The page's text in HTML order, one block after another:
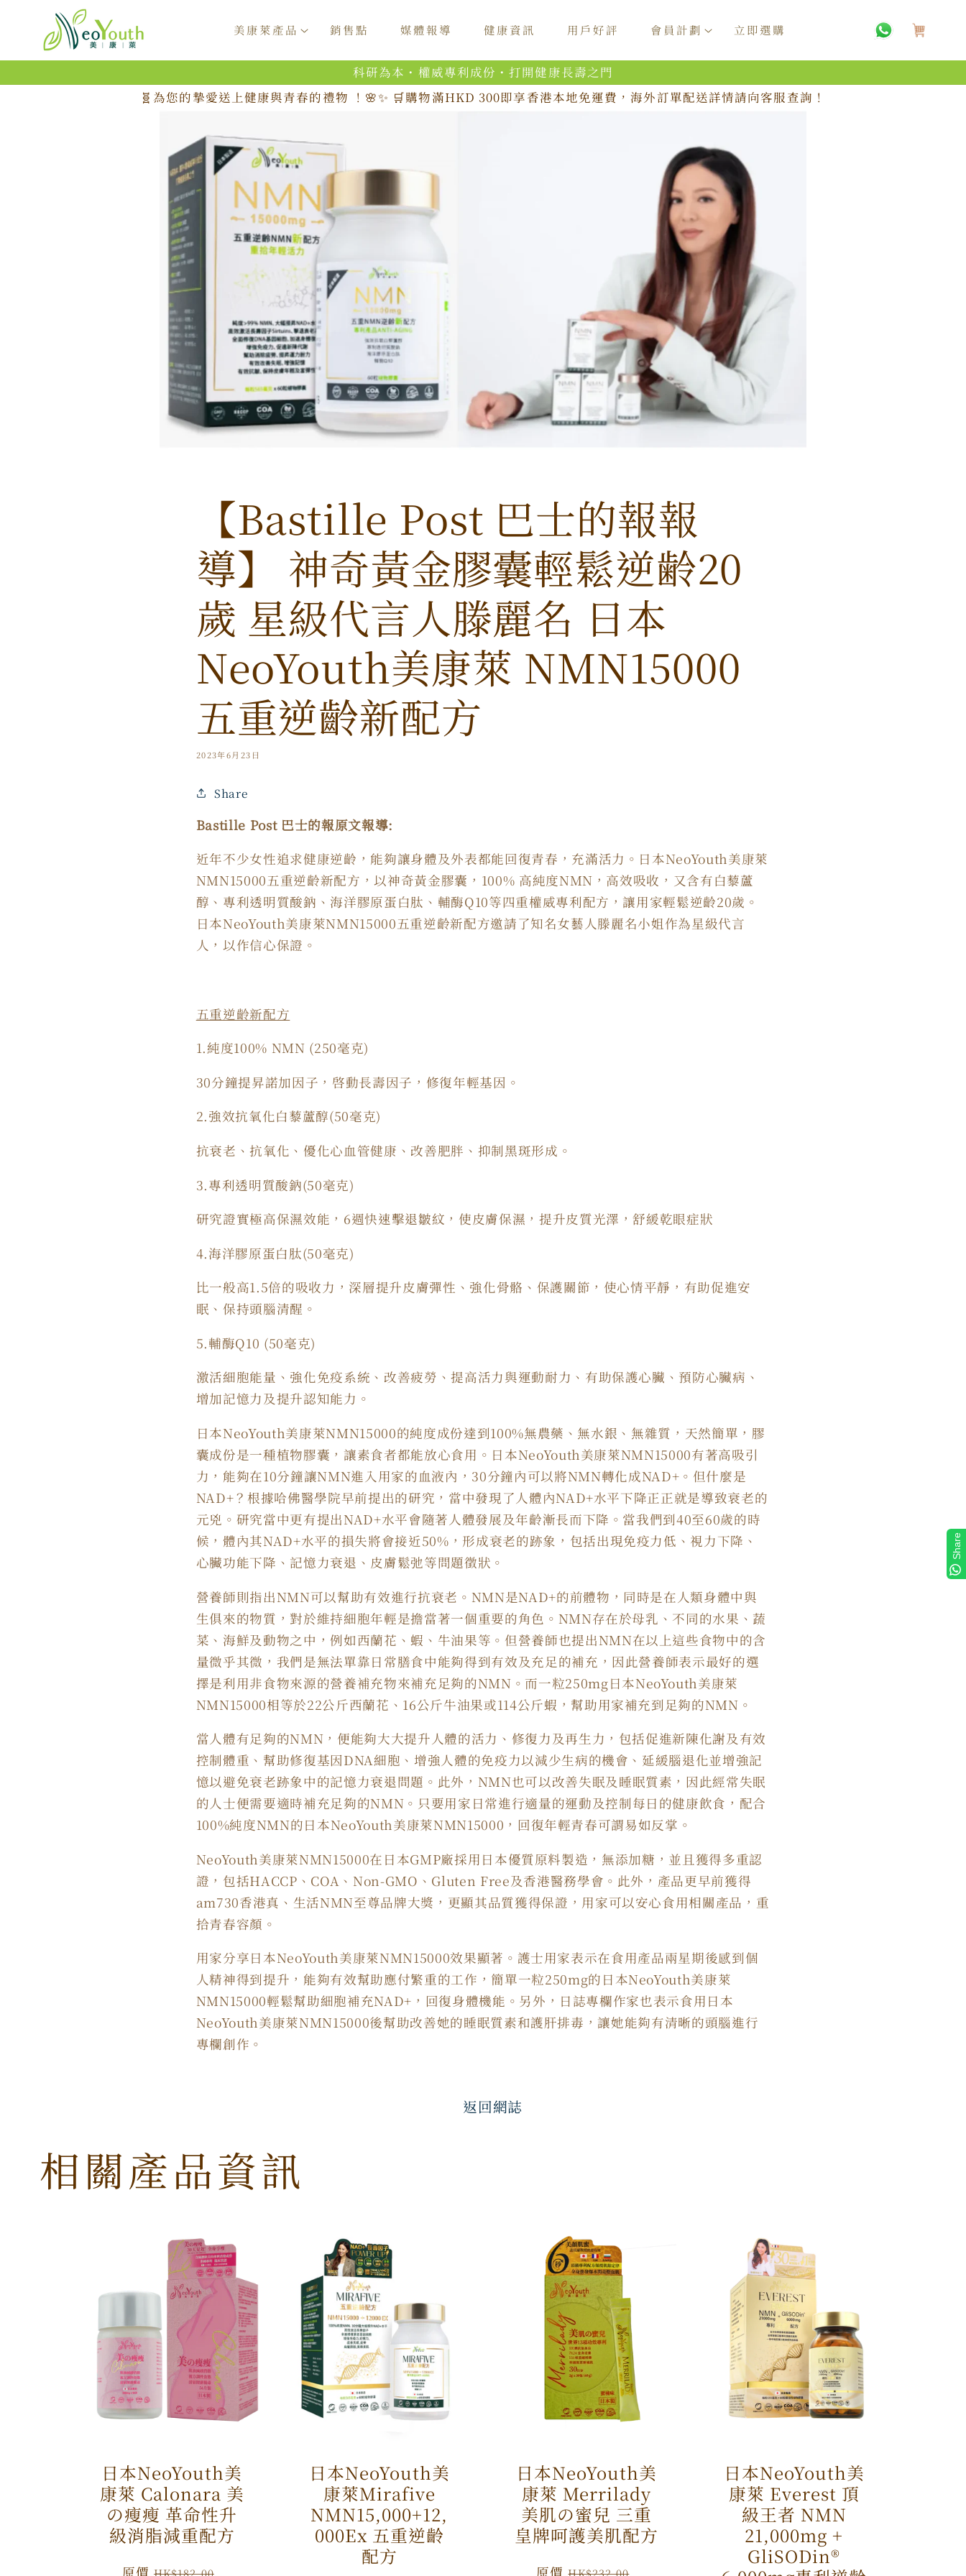
跳至內
美康萊產品 銷售點 媒體報導 健康資訊 用戶好評 會員計劃 立即選購
物
科研為本・權威專利成份・打開健康長壽之門
🧬為您的摯愛送上健康與青春的禮物 ！🌸✨ 🛒購物滿HKD 300即享香港本地免運費，海外訂單配送詳情請向客服查詢！
【Bastille Post 巴士的報報
導】 神奇黃金膠囊輕鬆逆齢20
歲 星級代言人滕麗名 日本
NeoYouth美康萊 NMN15000
五重逆齡新配方
2023年6月23日
Share
Bastille Post 巴士的報原文報導:
近年不少女性追求健康逆齡，能夠讓身體及外表都能回復青春，充滿活力。日本NeoYouth美康萊
NMN15000五重逆齡新配方，以神奇黃金膠囊， 100% 高純度NMN ，高效吸收，又含有白藜蘆
醇、專利透明質酸鈉、海洋膠原蛋白肽、輔酶Q10等四重權威專利配方，讓用家輕鬆逆齡20歲。
日本NeoYouth美康萊NMN15000五重逆齡新配方邀請了知名女藝人滕麗名小姐作為星級代言
人，以作信心保證。
五重逆齡新配方
1.純度100% NMN (250毫克)
30分鐘提昇諾加因子，啓動長壽因子，修復年輕基因。
2.強效抗氧化白藜蘆醇(50毫克)
抗衰老、抗氧化、優化心血管健康、改善肥胖、抑制黑斑形成。
3.專利透明質酸鈉(50毫克)
研究證實極高保濕效能，6週快速擊退皺紋，使皮膚保濕，提升皮質光澤，舒緩乾眼症狀
4.海洋膠原蛋白肽(50毫克)
比一般高1.5倍的吸收力，深層提升皮膚彈性、強化骨骼、保護關節，使心情平靜，有助促進安
眠、保持頭腦清醒。
5.輔酶Q10 (50毫克)
激活細胞能量、強化免疫系統、改善疲勞、提高活力與運動耐力、有助保護心臟、預防心臟病、
增加記憶力及提升認知能力。
日本NeoYouth美康萊NMN15000的純度成份達到100%無農藥、無水銀、無雜質，天然簡單，膠
囊成份是一種植物膠囊，讓素食者都能放心食用。日本NeoYouth美康萊NMN15000有著高吸引
力，能夠在10分鐘讓NMN進入用家的血液內， 30分鐘內可以將NMN轉化成NAD+ 。但什麼是
NAD+？根據哈佛醫學院早前提出的研究，當中發現了人體內NAD+水平下降正正就是導致衰老的
元兇。研究當中更有提出NAD+水平會隨著人體發展及年齡漸長而下降。當我們到40至60歲的時
候，體內其NAD+水平的損失將會接近50% ，形成衰老的跡象，包括出現免疫力低、視力下降、
心臟功能下降、記憶力衰退、皮膚鬆弛等問題徵狀。
營養師則指出NMN可以幫助有效進行抗衰老。 NMN是NAD+的前體物，同時是在人類身體中與
生俱來的物質，對於維持細胞年輕是擔當著一個重要的角色。 NMN存在於母乳、不同的水果、蔬
菜、海鮮及動物之中，例如西蘭花、蝦、牛油果等。但營養師也提出NMN在以上這些食物中的含
量微乎其微，我們是無法單靠日常膳食中能夠得到有效及充足的補充，因此營養師表示最好的選
擇是利用非食物來源的營養補充物來補充足夠的NMN 。而一粒250mg日本NeoYouth美康萊
NMN15000相等於22公斤西蘭花、 16公斤牛油果或114公斤蝦，幫助用家補充到足夠的NMN 。
當人體有足夠的NMN ，便能夠大大提升人體的活力、修復力及再生力，包括促進新陳化謝及有效
控制體重、幫助修復基因DNA細胞、增強人體的免疫力以減少生病的機會、延緩腦退化並增強記
憶以避免衰老跡象中的記憶力衰退問題。此外， NMN也可以改善失眠及睡眠質素，因此經常失眠
的人士便需要適時補充足夠的NMN 。只要用家日常進行適量的運動及控制每日的健康飲食，配合
100%純度NMN的日本NeoYouth美康萊NMN15000 ，回復年輕青春可謂易如反掌。
NeoYouth美康萊NMN15000在日本GMP廠採用日本優質原料製造，無添加糖，並且獲得多重認
證，包括HACCP 、 COA 、 Non-GMO 、 Gluten Free及香港醫務學會。此外，產品更早前獲得
am730香港真、生活NMN至尊品牌大獎，更顯其品質獲得保證，用家可以安心食用相關產品，重
拾青春容顏。
用家分享日本NeoYouth美康萊NMN15000效果顯著。護士用家表示在食用產品兩星期後感到個
人精神得到提升，能夠有效幫助應付繁重的工作，簡單一粒250mg的日本NeoYouth美康萊
NMN15000輕鬆幫助細胞補充NAD+ ，回復身體機能。另外，日誌專欄作家也表示食用日本
NeoYouth美康萊NMN15000後幫助改善她的睡眠質素和護肝排毒，讓她能夠有清晰的頭腦進行
專欄創作。
返回網誌
相關產品資訊
日本NeoYouth美
康萊 Calonara 美
の瘦瘦 革命性升
級消脂減重配方
原
原價 HK$182.00
日本NeoYouth美
康萊Mirafive
NMN15,000+12,
000Ex 五重逆齡
配方
日本NeoYouth美
康萊 Merrilady
美肌の蜜兒 三重
皇牌呵護美肌配方
原
原價HK$232.00
日本NeoYouth美
康萊 Everest 頂
級王者 NMN
21,000mg +
GliSODin®️
Share